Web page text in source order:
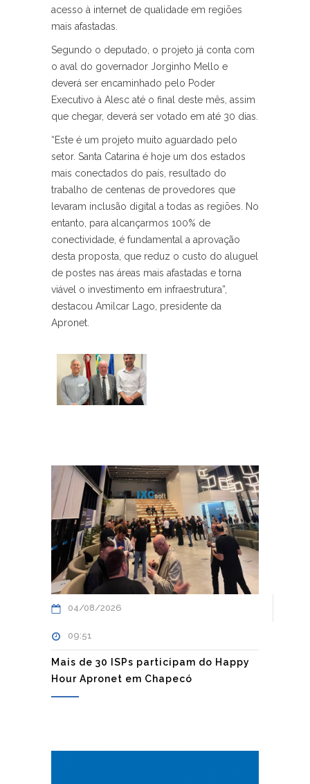
acesso à internet de qualidade em regiões
mais afastadas.
Segundo o deputado, o projeto já conta com
o aval do governador Jorginho Mello e
deverá ser encaminhado pelo Poder
Executivo à Alesc até o final deste mês, assim
que chegar, deverá ser votado em até 30 dias.
“Este é um projeto muito aguardado pelo
setor. Santa Catarina é hoje um dos estados
mais conectados do país, resultado do
trabalho de centenas de provedores que
levaram inclusão digital a todas as regiões. No
entanto, para alcançarmos 100% de
conectividade, é fundamental a aprovação
desta proposta, que reduz o custo do aluguel
de postes nas áreas mais afastadas e torna
viável o investimento em infraestrutura”,
destacou Amilcar Lago, presidente da
Apronet.
04/08/2026
09:51
Mais de 30 ISPs participam do Happy
Hour Apronet em Chapecó